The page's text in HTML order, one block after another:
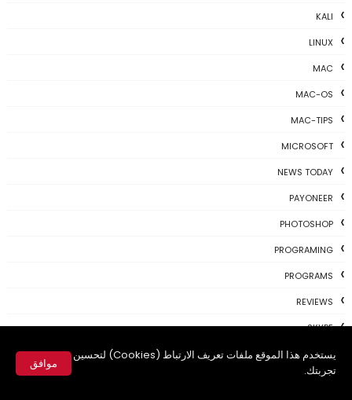
يستخدم هذا الموقع ملفات تعريف الارتباط (Cookies) لتحسين
تجربتك.
موافق
KALI
LINUX
MAC
MAC-OS
MAC-TIPS
MICROSOFT
NEWS TODAY
PAYONEER
PHOTOSHOP
PROGRAMING
PROGRAMS
REVIEWS
SKYPE
TH3 NEWS
TIPS